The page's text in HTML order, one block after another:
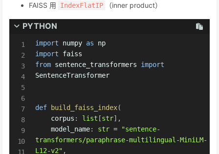
FAISS 用 IndexFlatIP （inner product）
PYTHON
import numpy as
import
from sentence_transformers import
SentenceTransformer
def build_faiss_index(
    corpus
: list [str] ,
    model_name
: str =
"sentence-
transformers/paraphrase-multilingual-MiniLM-
L12-v2" ,